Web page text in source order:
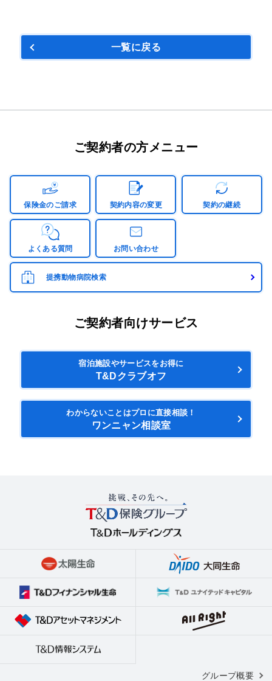
一覧に戻る
ご契約者の方メニュー
保険金のご請求 契約内容の変更 契約の継続
よくある質問 お問い合わせ
提携動物病院検索
ご契約者向けサービス
宿泊施設やサービスをお得に
T&Dクラブオフ
わからないことはプロに直接相談！
ワンニャン相談室
グループ概要